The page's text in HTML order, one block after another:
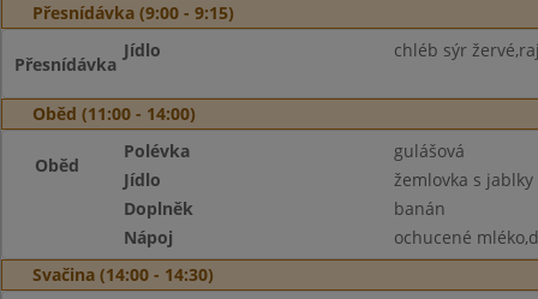
Přesnídávka (9:00 - 9:15)
Přesnídávka
Jídlo chléb sýr
Oběd (11:00 - 14:00)
Oběd
Polévka
gulášová
Jídlo
žemlovka s
Doplněk
banán
Nápoj
ochucené
Svačina (14:00 - 14:30)